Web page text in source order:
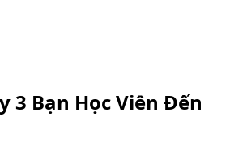
3 Bạn Học Viên Đến